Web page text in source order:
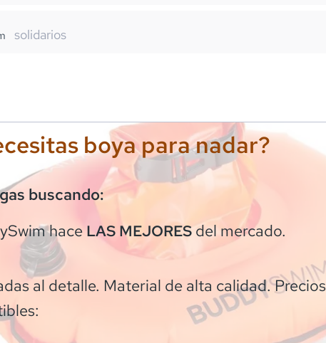
solidarios
boya para nadar?
buscando:
haceLAS MEJORESdel mercado.
al detalle. Material de alta calidad. Precios